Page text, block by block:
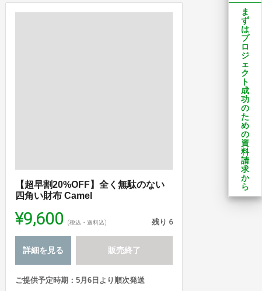
【超早割20%OFF】全く無駄のない
四角い財布 Camel
¥9,600 (税込・送料込) 残り 6
詳細を見る 販売終了
ご提供予定時期：5月6日より順次発送
ま
ず
は
プ
ロ
ジ
ェ
ク
ト
成
功
の
た
め
の
資
料
請
求
か
ら